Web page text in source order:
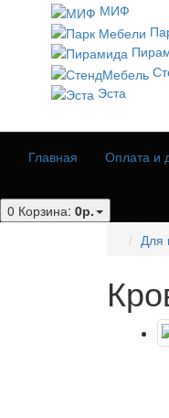
МИФ
Эста
Главная Оплата и
0 Корзина: 0р.
Для